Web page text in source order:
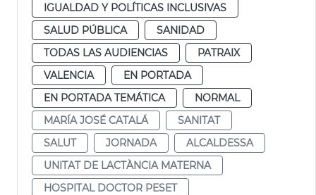
IGUALDAD Y POLÍTICAS INCLUSIVAS
SALUD PÚBLICA
SANIDAD
TODAS LAS AUDIENCIAS
PATRAIX
VALENCIA
EN PORTADA
EN PORTADA TEMÁTICA
NORMAL
MARÍA JOSÉ CATALÁ
SANITAT
SALUT
JORNADA
ALCALDESSA
UNITAT DE LACTÀNCIA MATERNA
HOSPITAL DOCTOR PESET